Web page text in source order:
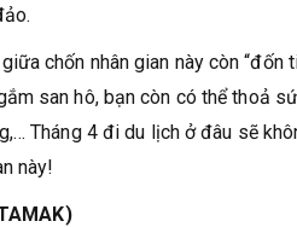
chốn nhân gian này còn
san hô, bạn còn có thể thoả
Tháng 4 đi du lịch ở đâu sẽ
này!